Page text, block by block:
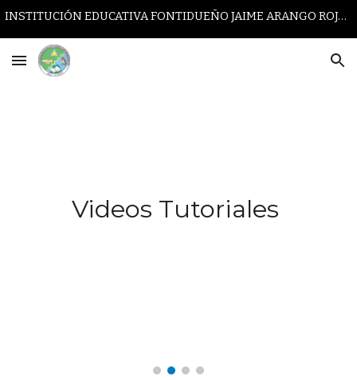
INSTITUCIÓN EDUCATIVA FONTIDUEÑO JAIME ARANGO ROJAS
Videos Tutoriales